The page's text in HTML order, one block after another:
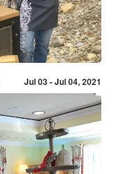
Jul 03 - Jul 04, 2021